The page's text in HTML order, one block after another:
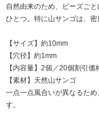
自然由来のため、ビーズご
ひとつ。特に山サンゴは、密
【サイズ】約10mm
【穴径】約1mm
【内容量】2個／20個割引価
【素材】天然山サンゴ
一点一点風合いが異なるた
す。